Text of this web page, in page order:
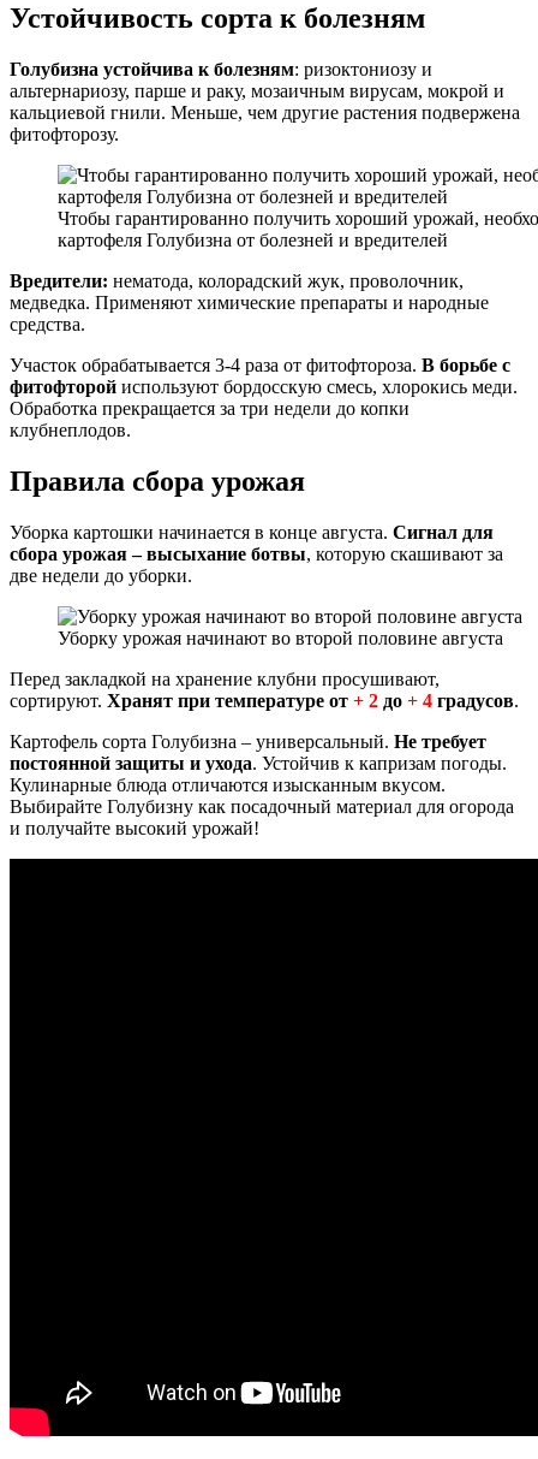
Устойчивость сорта к болезням
Голубизна устойчива к болезням: ризоктониозу и
альтернариозу, парше и раку, мозаичным вирусам, мокрой и
кальциевой гнили. Меньше, чем другие растения подвержена
фитофторозу.
Чтобы гарантированно получить хороший урожай,
картофеля Голубизна от болезней и вредителей
Вредители: нематода, колорадский жук, проволочник,
медведка. Применяют химические препараты и народные
средства.
Участок обрабатывается 3-4 раза от фитофтороза. В борьбе с
фитофторой используют бордосскую смесь, хлорокись меди.
Обработка прекращается за три недели до копки
клубнеплодов.
Правила сбора урожая
Уборка картошки начинается в конце августа. Сигнал для
сбора урожая – высыхание ботвы, которую скашивают за
две недели до уборки.
Уборку урожая начинают во второй половине августа
Перед закладкой на хранение клубни просушивают,
сортируют. Хранят при температуре от + 2 до + 4 градусов.
Картофель сорта Голубизна – универсальный. Не требует
постоянной защиты и ухода. Устойчив к капризам погоды.
Кулинарные блюда отличаются изысканным вкусом.
Выбирайте Голубизну как посадочный материал для огорода
и получайте высокий урожай!